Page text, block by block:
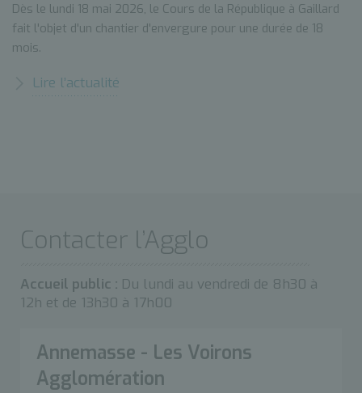
Dès le lundi 18 mai 2026, le Cours de la République à Gaillard
fait l'objet d'un chantier d'envergure pour une durée de 18
mois.
Lire l’actualité
Contacter l’Agglo
Accueil public : Du lundi au vendredi de 8h30 à
12h et de 13h30 à 17h00
Annemasse - Les Voirons
Agglomération